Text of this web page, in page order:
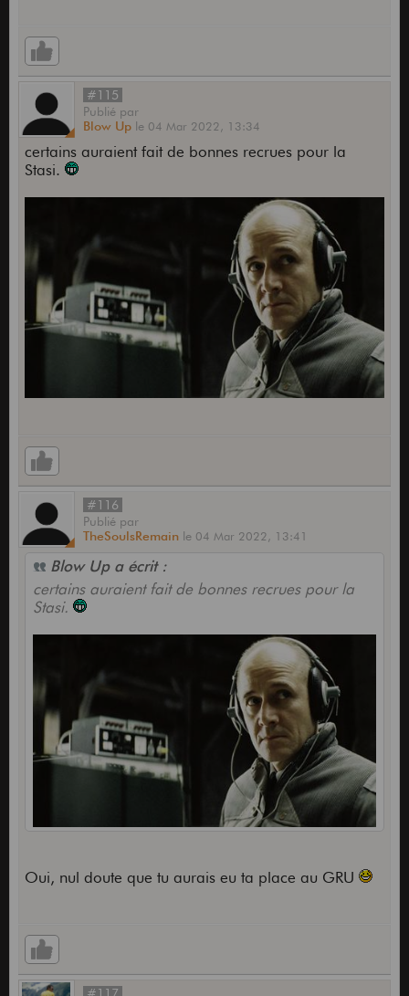
#115
Publié par
Blow Up le 04 Mar 2022, 13:34
certains auraient fait de bonnes recrues pour la
Stasi.
#116
Publié par
TheSoulsRemain le 04 Mar 2022, 13:41
Blow Up a écrit :
certains auraient fait de bonnes recrues pour la
Stasi.
Oui, nul doute que tu aurais eu ta place au GRU